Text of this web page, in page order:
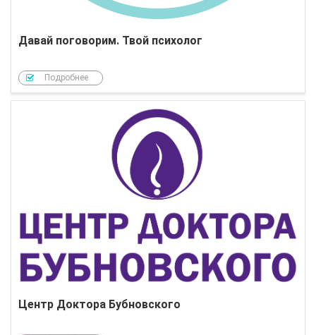
Давай поговорим. Твой психолог
Подробнее
Центр Доктора Бубновского